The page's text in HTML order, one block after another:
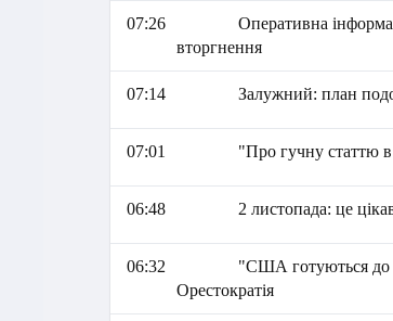
07:26
Оперативна
вторгнення
07:14 Залужний: план
07:01 "Про гучну статтю
06:48 2 листопада: це
06:32
"США готуються до
Орестократія